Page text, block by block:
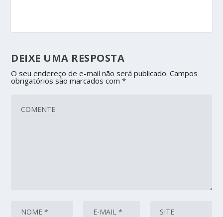
DEIXE UMA RESPOSTA
O seu endereço de e-mail não será publicado. Campos
obrigatórios são marcados com*